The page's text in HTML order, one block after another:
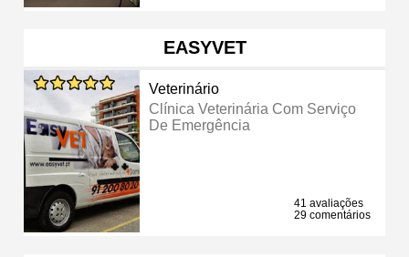
EASYVET
Veterinário
Clínica Veterinária Com Serviço
De Emergência
41 avaliações
29 comentários